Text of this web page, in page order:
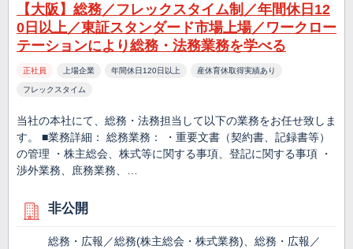
【大阪】総務／フレックスタイム制／年間休日12
0日以上／東証スタンダード市場上場／ワークロー
テーションにより総務・法務業務を学べる
正社員 上場企業 年間休日120日以上 産休育休取得実績あり
フレックスタイム
当社の本社にて、総務・法務担当して以下の業務をお任せ致しま
す。 ■業務詳細： 総務業務： ・重要文書（契約書、記録書等）
の管理 ・株主総会、株式等に関する事項、登記に関する事項 ・
渉外業務、庶務業務、…
非公開
総務・広報／総務(株主総会・株式業務)、総務・広報／